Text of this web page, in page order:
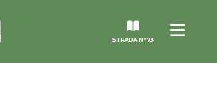
Menu
STRADA N°73